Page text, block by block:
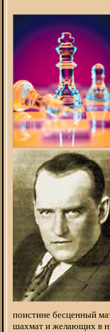
поистине бесценный
шахмат и желающих в